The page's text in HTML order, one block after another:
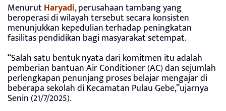
Menurut Haryadi, perusahaan tambang yang
beroperasi di wilayah tersebut secara konsisten
menunjukkan kepedulian terhadap peningkatan
fasilitas pendidikan bagi masyarakat setempat.
“Salah satu bentuk nyata dari komitmen itu adalah
pemberian bantuan Air Conditioner (AC) dan sejumlah
perlengkapan penunjang proses belajar mengajar di
beberapa sekolah di Kecamatan Pulau Gebe,”ujarnya
Senin (21/7/2025).